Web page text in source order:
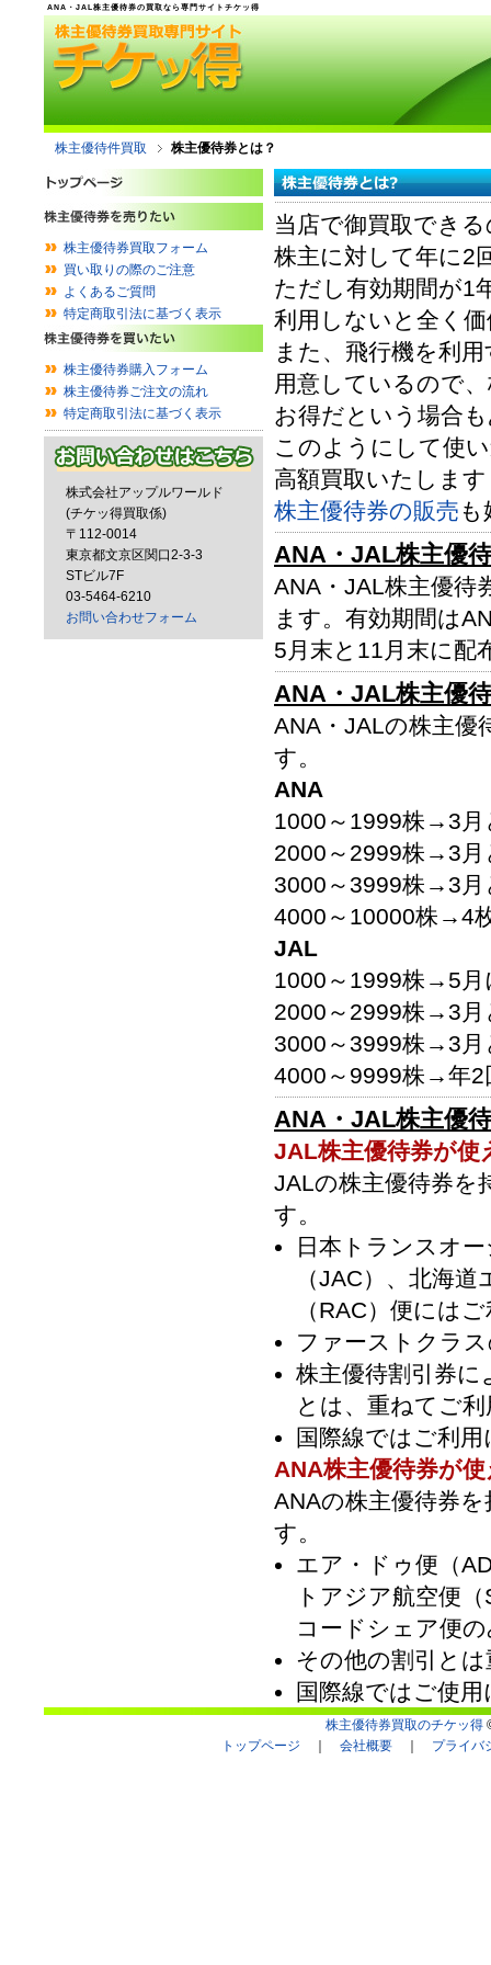
ANA・JAL株主優待券の買取なら専門サイトチケッ得
株主優待件買取 株主優待券とは？
株主優待券買取フォーム
買い取りの際のご注意
よくあるご質問
特定商取引法に基づく表示
株主優待券購入フォーム
株主優待券ご注文の流れ
特定商取引法に基づく表示
株式会社アップルワールド
(チケッ得買取係)
〒112-0014
東京都文京区関口2-3-3
STビル7F
03-5464-6210
お問い合わせフォーム
当店で御買取でき
株主に対して年に2
ただし有効期間が1
利用しないと全く
また、飛行機を利
用意しているので
お得だという場合
このようにして使
高額買取いたします
株主優待券の販売
ANA・JAL株主優
ANA・JAL株主優待
ます。有効期間は
5月末と11月末に配
ANA・JAL株主優
ANA・JALの株主優
す。
ANA
1000～1999株→3月
2000～2999株→3月
3000～3999株→3月
4000～10000株→4
JAL
1000～1999株→5月
2000～2999株→3月
3000～3999株→3月
4000～9999株→年2
ANA・JAL株主優
JAL株主優待券が使
JALの株主優待券を
す。
日本トランスオ
（JAC）、北海
（RAC）便には
ファーストクラ
株主優待割引券に
とは、重ねてご
国際線ではご利
ANA株主優待券が
ANAの株主優待券
す。
エア・ドゥ便（
トアジア航空便
コードシェア便
その他の割引と
国際線ではご使
株主優待券買取のチケッ得
トップページ
会社概要 プライバ